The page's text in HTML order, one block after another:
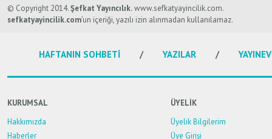
© Copyright 2014.Şefkat Yayıncılık.www.sefkatyayincilik.com.
sefkatyayincilik.com’un içeriği, yazılı izin alınmadan kullanılamaz.
HAFTANIN SOHBETİ YAZILAR
KURUMSAL
Hakkımızda
Haberler
ÜYELİK
Üyelik Bilgilerim
Üye Girişi